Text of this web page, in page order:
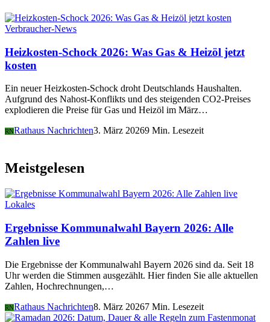
Verbraucher-News
Heizkosten-Schock 2026: Was Gas & Heizöl jetzt
kosten
Ein neuer Heizkosten-Schock droht Deutschlands Haushalten.
Aufgrund des Nahost-Konflikts und des steigenden CO2-Preises
explodieren die Preise für Gas und Heizöl im März…
RNRathaus Nachrichten3. März 20269 Min. Lesezeit
Meistgelesen
Lokales
Ergebnisse Kommunalwahl Bayern 2026: Alle
Zahlen live
Die Ergebnisse der Kommunalwahl Bayern 2026 sind da. Seit 18
Uhr werden die Stimmen ausgezählt. Hier finden Sie alle aktuellen
Zahlen, Hochrechnungen,…
RNRathaus Nachrichten8. März 20267 Min. Lesezeit